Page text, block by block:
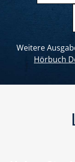
Weitere
Hörbuch